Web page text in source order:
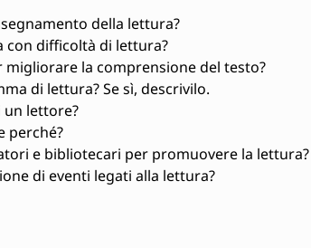
della lettura?
con difficoltà di lettura?
la comprensione del testo?
di lettura? Se sì, descrivilo.
un lettore?
perché?
e bibliotecari per promuovere la lettura?
di eventi legati alla lettura?